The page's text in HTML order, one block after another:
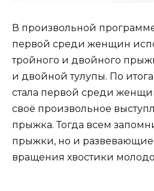
В произвольной
первой среди женщин
тройного и двойного
и двойной тулупы. По
стала первой среди
своё произвольное
прыжка. Тогда всем
прыжки, но и
вращения хвостики